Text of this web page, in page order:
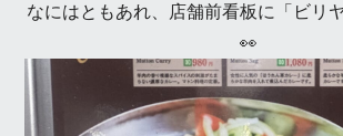
なにはともあれ、店舗前看板に「ビリ
👀